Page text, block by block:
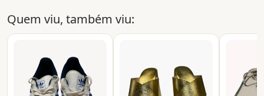
Quem viu, também viu: